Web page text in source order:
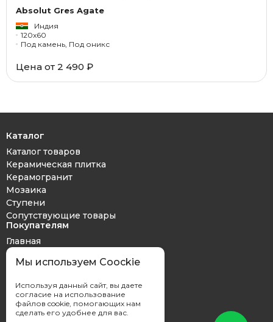
Absolut Gres Agate
Индия
120x60
Под камень, Под оникс
Цена от 2 490 ₽
Каталог
Каталог товаров
Керамическая плитка
Керамогранит
Мозаика
Ступени
Сопутствующие товары
Покупателям
Главная
Дизайн проект
Оплата и доставка
Контакты
Мы используем Coockie
Используя данный сайт, вы даете
согласие на использование
файлов cookie, помогающих нам
сделать его удобнее для вас.